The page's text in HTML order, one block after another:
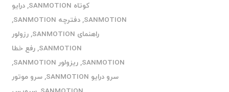
کوتاه SANMOTION
,درایو
SANMOTION
,دفترچه SANMOTION
,
راهنمای SANMOTION
,رزولور
SANMOTION
,رفع خطا
SANMOTION
,ریزولور SANMOTION
,
سرو درایو SANMOTION
,سرو موتور